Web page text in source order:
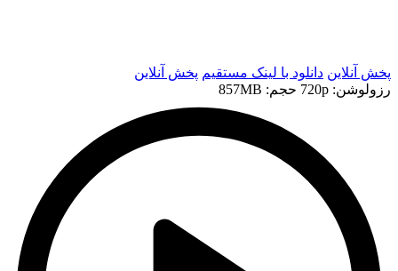
پخش آنلاین دانلود با لينک مستقيم پخش آنلاین
رزولوشن: 720p
حجم: 857MB